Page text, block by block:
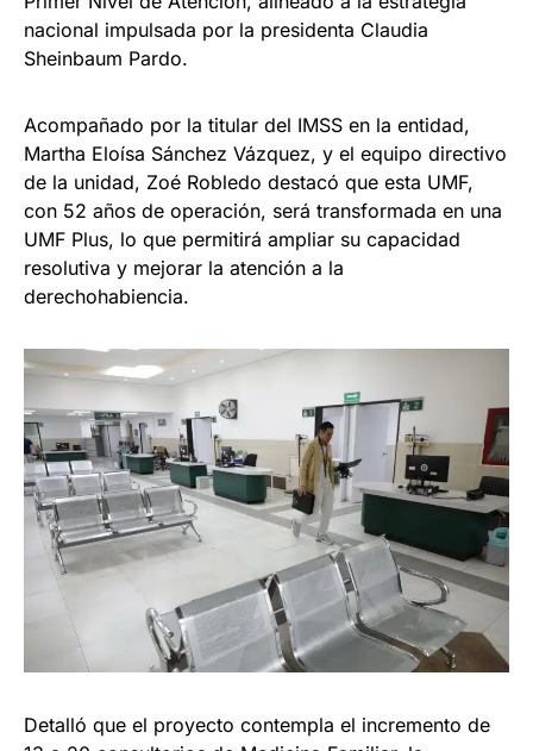
nacional impulsada por la presidenta Claudia
Sheinbaum Pardo.
Acompañado por la titular del IMSS en la entidad,
Martha Eloísa Sánchez Vázquez, y el equipo directivo
de la unidad, Zoé Robledo destacó que esta UMF,
con 52 años de operación, será transformada en una
UMF Plus, lo que permitirá ampliar su capacidad
resolutiva y mejorar la atención a la
derechohabiencia.
Detalló que el proyecto contempla el incremento de